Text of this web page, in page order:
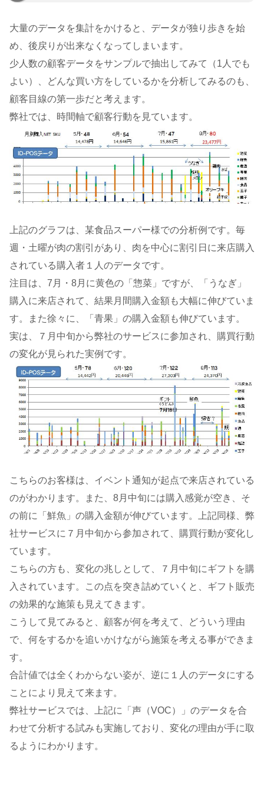
大量のデータを集計をかけると、データが独り歩きを始
め、後戻りが出来なくなってしまいます。
少人数の顧客データをサンプルで抽出してみて（1人でも
よい）、どんな買い方をしているかを分析してみるのも、
顧客目線の第一歩だと考えます。
弊社では、時間軸で顧客行動を見ています。
上記のグラフは、某食品スーパー様での分析例です。毎
週・土曜が肉の割引があり、肉を中心に割引日に来店購入
されている購入者１人のデータです。
注目は、7月・8月に黄色の「惣菜」ですが、「うなぎ」
購入に来店されて、結果月間購入金額も大幅に伸びていま
す。また徐々に、「青果」の購入金額も伸びています。
実は、７月中旬から弊社のサービスに参加され、購買行動
の変化が見られた実例です。
こちらのお客様は、イベント通知が起点で来店されている
のがわかります。また、8月中旬には購入感覚が空き、そ
の前に「鮮魚」の購入金額が伸びています。上記同様、弊
社サービスに７月中旬から参加されて、購買行動が変化し
ています。
こちらの方も、変化の兆しとして、７月中旬にギフトを購
入されています。この点を突き詰めていくと、ギフト販売
の効果的な施策も見えてきます。
こうして見てみると、顧客が何を考えて、どういう理由
で、何をするかを追いかけながら施策を考える事ができま
す。
合計値では全くわからない姿が、逆に１人のデータにする
ことにより見えて来ます。
弊社サービスでは、上記に「声（VOC）」のデータを合
わせて分析する試みも実施しており、変化の理由が手に取
るようにわかります。